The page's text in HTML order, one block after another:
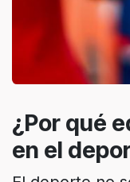
¿Por qué
en el